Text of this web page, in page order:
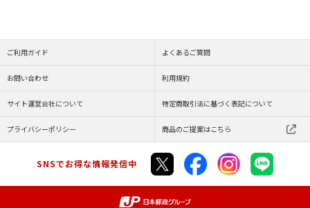
ご利用ガイド よくあるご質問
お問い合わせ 利用規約
サイト運営会社について 特定商取引法に基づく表記について
プライバシーポリシー 商品のご提案はこちら
SNSでお得な情報発信中